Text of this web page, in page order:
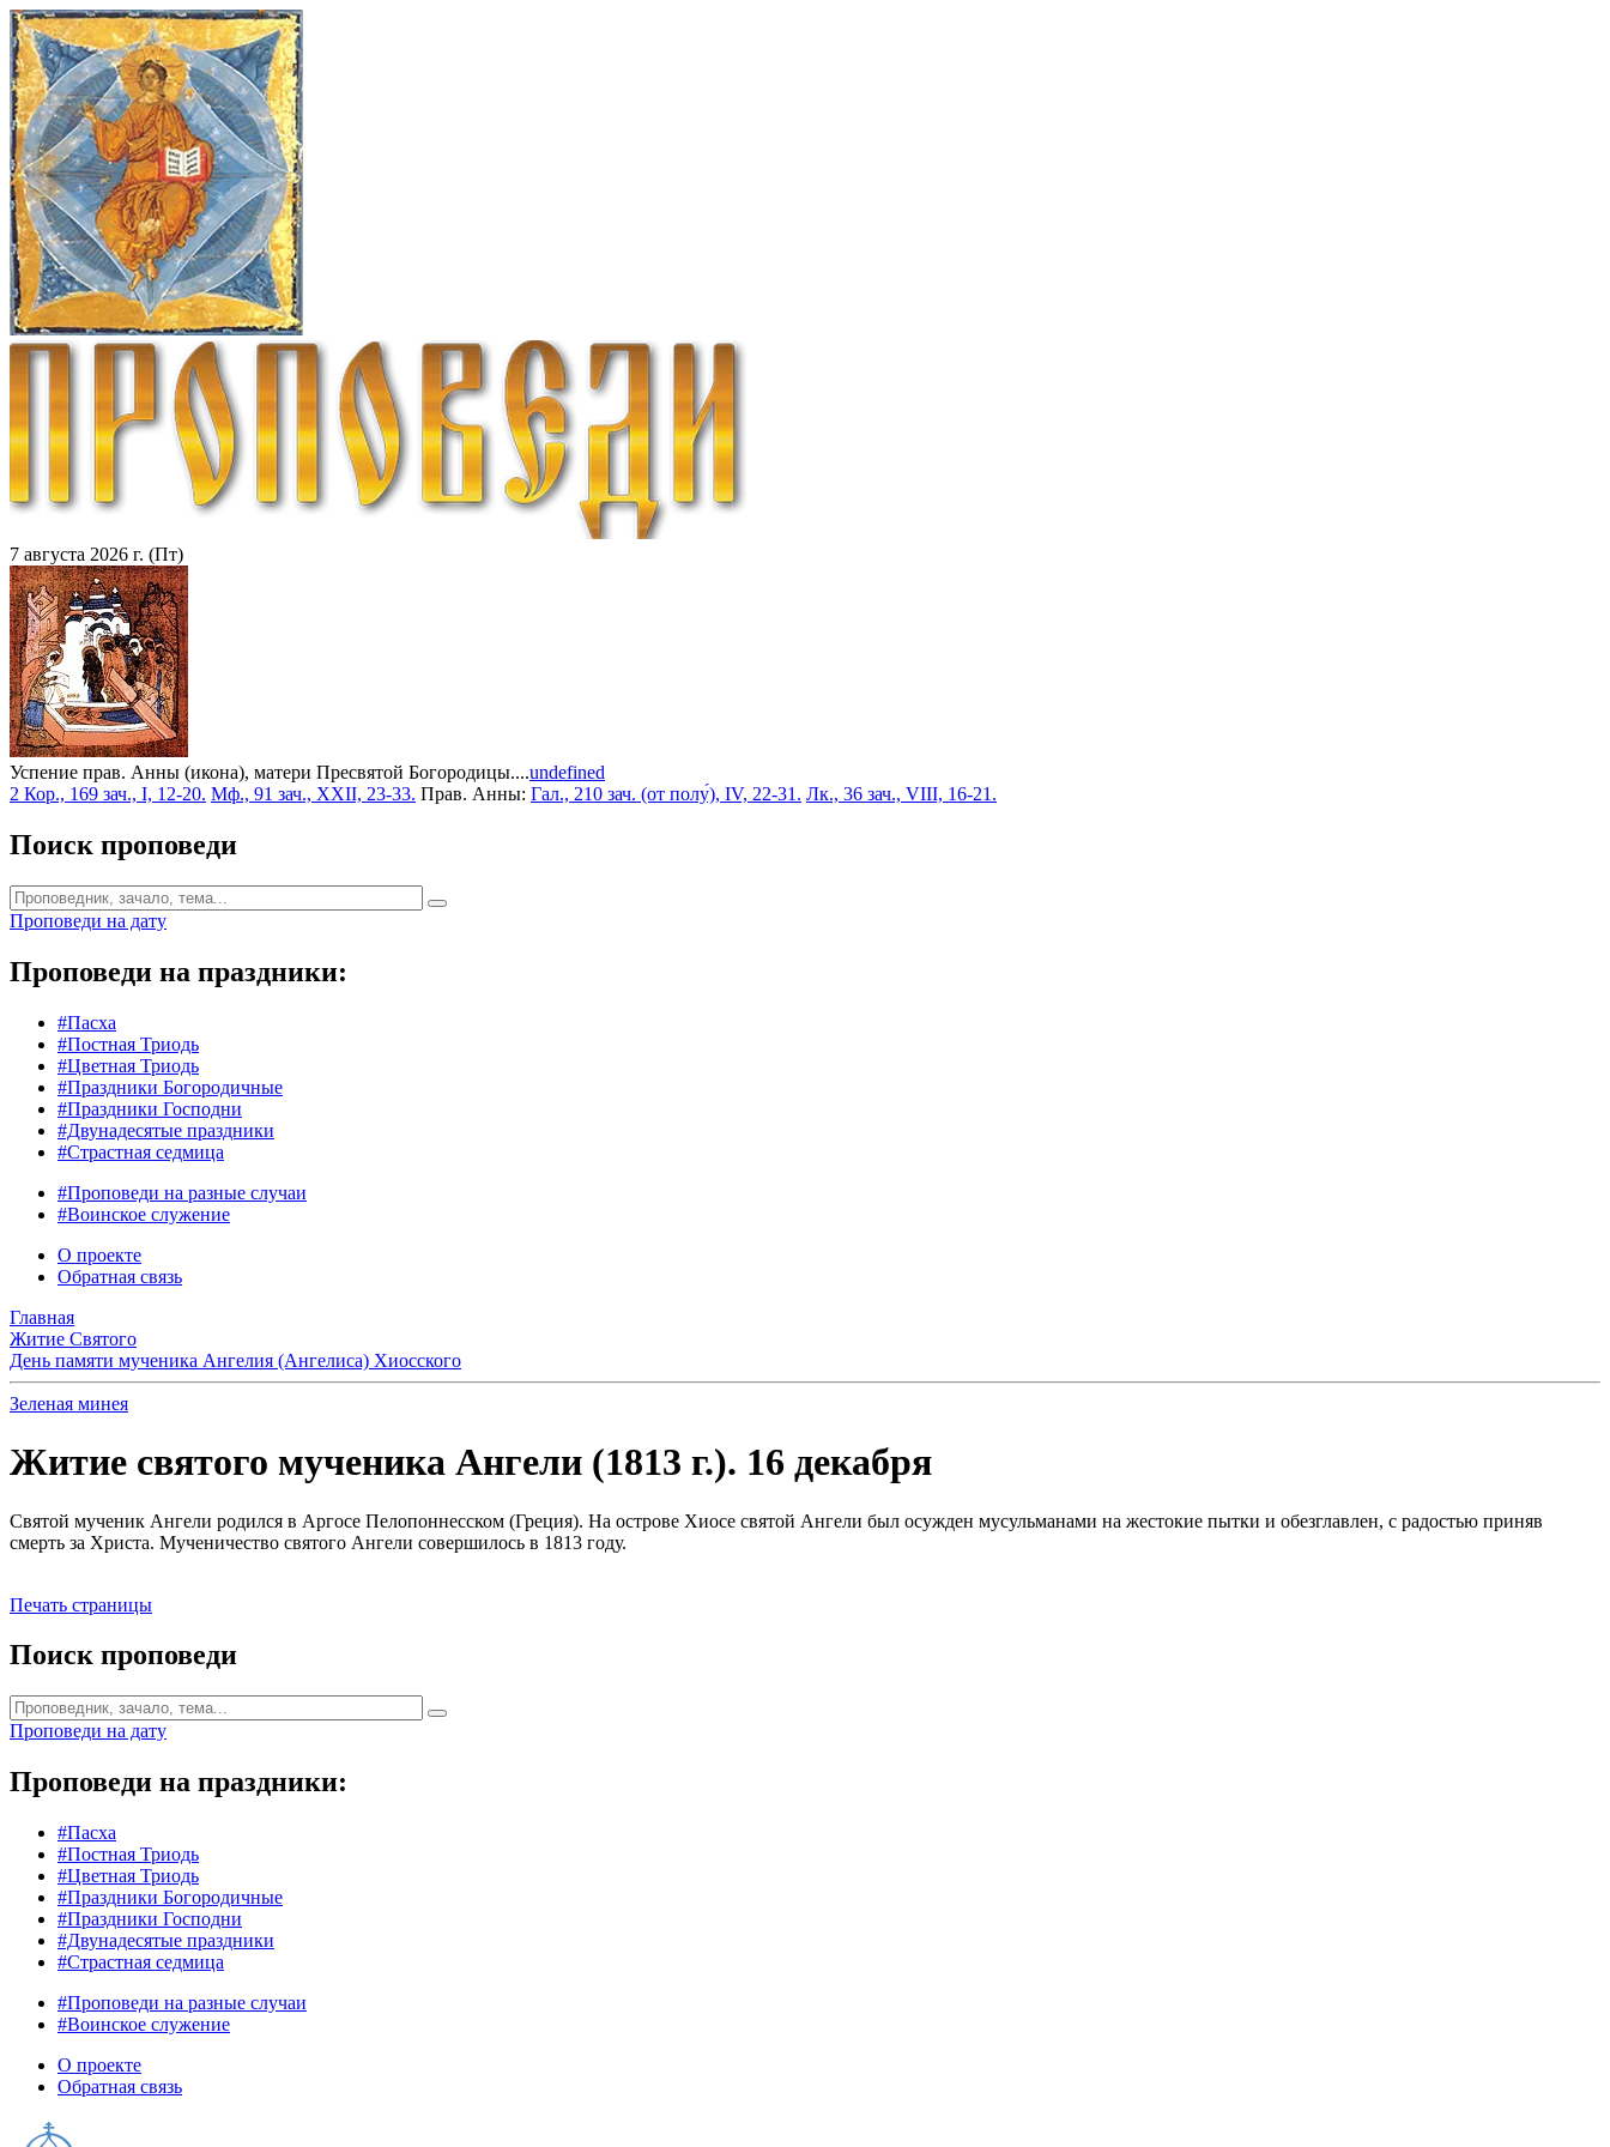
7 августа 2026 г. (Пт)
Успение прав. Анны (икона), матери Пресвятой Богородицы....undefined
2 Кор., 169 зач., I, 12-20. Мф., 91 зач., XXII, 23-33. Прав. Анны: Гал., 210 зач. (от полу́), IV, 22-31. Лк., 36 зач., VIII, 16-21.
Поиск проповеди
Проповеди на дату
Проповеди на праздники:
#Пасха
#Постная Триодь
#Цветная Триодь
#Праздники Богородичные
#Праздники Господни
#Двунадесятые праздники
#Страстная седмица
#Проповеди на разные случаи
#Воинское служение
О проекте
Обратная связь
Главная
Житие Святого
День памяти мученика Ангелия (Ангелиса) Хиосского
Зеленая минея
Житие святого мученика Ангели (1813 г.). 16 декабря
Святой мученик Ангели родился в Аргосе Пелопоннесском (Греция). На острове Хиосе святой Ангели был осужден мусульманами на жестокие пытки и обезглавлен, с радостью приняв
смерть за Христа. Мученичество святого Ангели совершилось в 1813 году.
Печать страницы
Поиск проповеди
Проповеди на дату
Проповеди на праздники:
#Пасха
#Постная Триодь
#Цветная Триодь
#Праздники Богородичные
#Праздники Господни
#Двунадесятые праздники
#Страстная седмица
#Проповеди на разные случаи
#Воинское служение
О проекте
Обратная связь